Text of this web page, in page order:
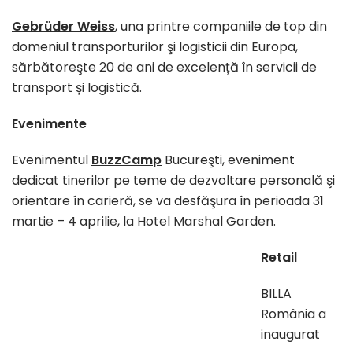
Gebrüder Weiss, una printre companiile de top din
domeniul transporturilor şi logisticii din Europa,
sărbătoreşte 20 de ani de excelență în servicii de
transport și logistică.
Evenimente
Evenimentul BuzzCamp Bucureşti, eveniment
dedicat tinerilor pe teme de dezvoltare personală şi
orientare în carieră, se va desfăşura în perioada 31
martie – 4 aprilie, la Hotel Marshal Garden.
Retail
BILLA
România a
inaugurat